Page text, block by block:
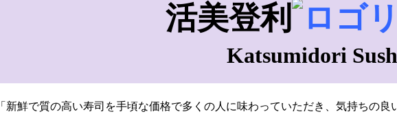
活美登利
Katsumidori
「新鮮で質の高い寿司を手頃な価格で多くの人に味わっていただき、気持ちの